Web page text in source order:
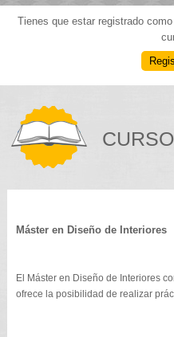
Tienes que estar registrado
Máster en Diseño de Interiores
El Máster en Diseño de Interiores
ofrece la posibilidad de realizar